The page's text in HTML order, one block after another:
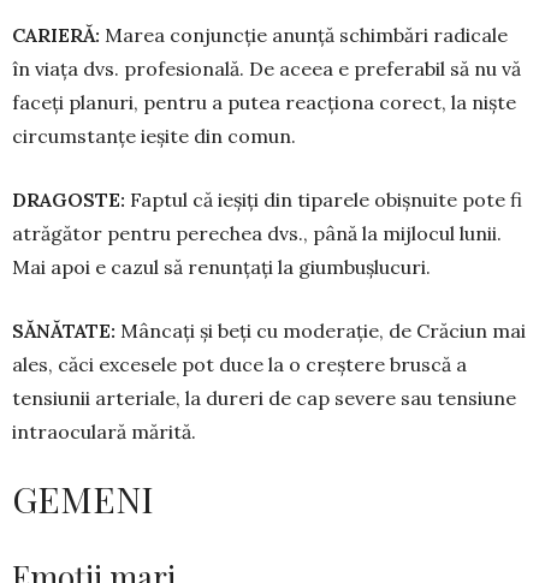
CARIERĂ: Marea conjuncție anunță schimbări radi­ca­le
în viața dvs. profesională. De a­ceea e preferabil să nu vă
faceți pla­nuri, pentru a putea reacționa corect, la nişte
circumstanțe ieșite din comun.
DRAGOSTE: Faptul că ieșiți din ti­parele obișnuite po­te fi
atrăgător pentru perechea dvs., până la mijlocul lunii.
Mai apoi e cazul să renunțați la giumbușlucuri.
SĂNĂTATE: Mâncați și beți cu moderație, de Cră­ciun mai
ales, căci excesele pot duce la o creștere bruscă a
tensiunii arte­ria­le, la dureri de cap severe sau tensiune
intraoculară mărită.
GEMENI